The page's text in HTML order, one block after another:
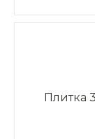
Плитка